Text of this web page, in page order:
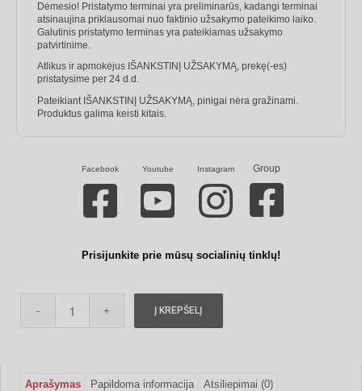
Dėmesio! Pristatymo terminai yra preliminarūs, kadangi terminai
atsinaujina priklausomai nuo faktinio užsakymo pateikimo laiko.
Galutinis pristatymo terminas yra pateikiamas užsakymo
patvirtinime.
Atlikus ir apmokėjus IŠANKSTINĮ UŽSAKYMĄ, prekę(-es)
pristatysime per 24 d.d.
Pateikiant IŠANKSTINĮ UŽSAKYMĄ, pinigai nėra gražinami.
Produktus galima keisti kitais.
Facebook Youtube Instagram Group
Prisijunkite prie mūsų socialinių tinklų!
Į KREPŠELĮ
Aprašymas Papildoma informacija Atsiliepimai (0)